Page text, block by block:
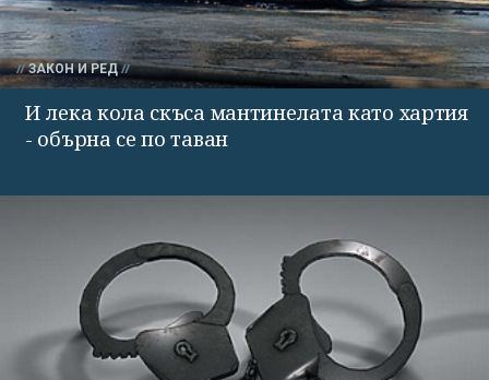
ЗАКОН И РЕД
И лека кола скъса мантинелата като хартия
- обърна се по таван